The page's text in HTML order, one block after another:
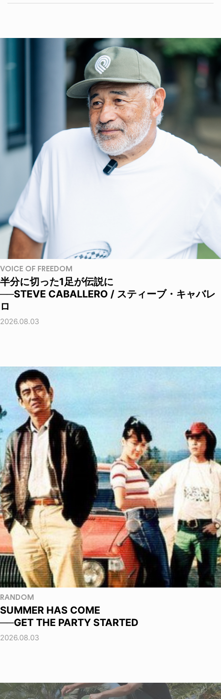
VOICE OF FREEDOM
半分に切った1足が伝説に
──STEVE CABALLERO / スティーブ・キャバレ
ロ
2026.08.03
RANDOM
SUMMER HAS COME
──GET THE PARTY STARTED
2026.08.03